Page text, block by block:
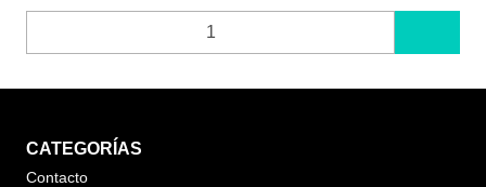
CATEGORÍAS
Contacto